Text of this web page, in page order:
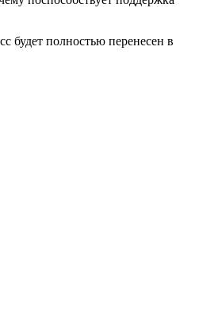
будет полностью перенесен в